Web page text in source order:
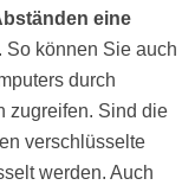
eine
. So können Sie auch
durch
zugreifen. Sind die
verschlüsselte
werden. Auch